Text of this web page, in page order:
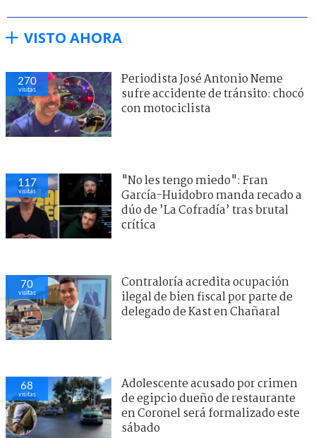
VISTO AHORA
270
visitas
Periodista José Antonio Neme
sufre accidente de tránsito: chocó
con motociclista
117
visitas
"No les tengo miedo": Fran
García-Huidobro manda recado a
dúo de ’La Cofradía’ tras brutal
crítica
70
visitas
Contraloría acredita ocupación
ilegal de bien fiscal por parte de
delegado de Kast en Chañaral
68
visitas
Adolescente acusado por crimen
de egipcio dueño de restaurante
en Coronel será formalizado este
sábado